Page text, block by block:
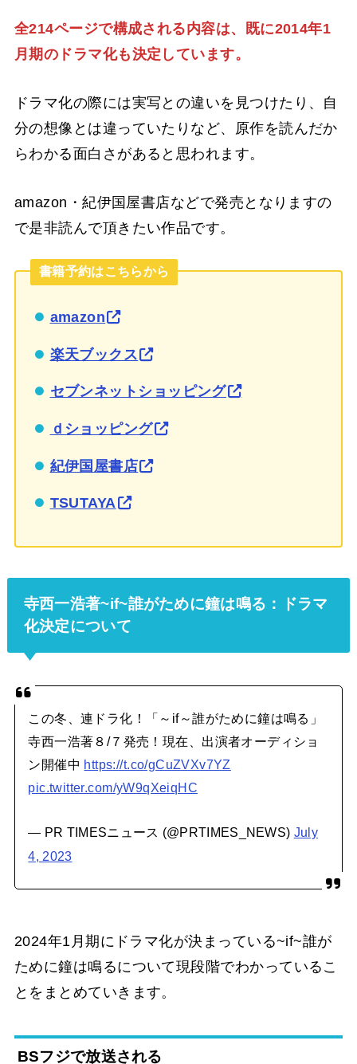
全214ページで構成される内容は、既に2014年1
月期のドラマ化も決定しています。
ドラマ化の際には実写との違いを見つけたり、自
分の想像とは違っていたりなど、原作を読んだか
らわかる面白さがあると思われます。
amazon・紀伊国屋書店などで発売となりますの
で是非読んで頂きたい作品です。
書籍予約はこちらから
amazon
楽天ブックス
セブンネットショッピング
ｄショッピング
紀伊国屋書店
TSUTAYA
寺西一浩著~if~誰がために鐘は鳴る：ドラマ
化決定について
この冬、連ドラ化！「～if～誰がために鐘は鳴る」
寺西一浩著８/７発売！現在、出演者オーディショ
ン開催中 https://t.co/gCuZVXv7YZ
pic.twitter.com/yW9qXeiqHC
— PR TIMESニュース (@PRTIMES_NEWS) July
4, 2023
2024年1月期にドラマ化が決まっている~if~誰が
ために鐘は鳴るについて現段階でわかっているこ
とをまとめていきます。
BSフジで放送される